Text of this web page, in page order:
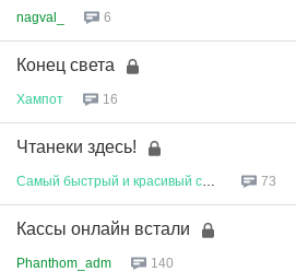
nagval_ 6
Конец света
Хампот 16
Чтанеки здесь!
Самый быстрый и красивый самол ... 73
Кассы онлайн встали
Phanthom_adm 140